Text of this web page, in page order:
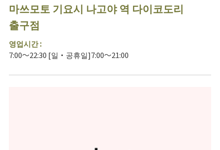
마쓰모토 기요시 나고야 역 다이코도리
출구점
영업시간 :
7:00～22:30 [일・공휴일]7:00～21:00